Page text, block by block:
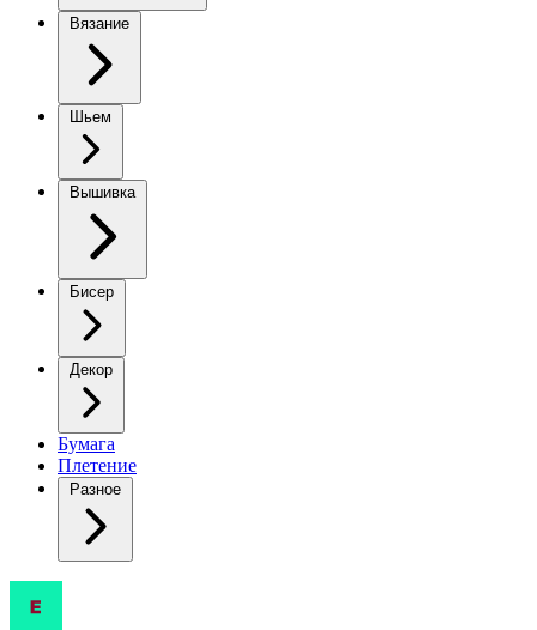
Вязание
Шьем
Вышивка
Бисер
Декор
Бумага
Плетение
Разное
Радужный